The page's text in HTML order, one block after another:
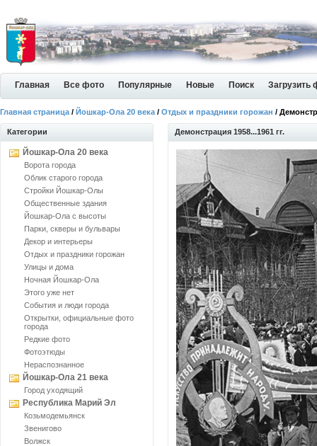
Главная Все фото Популярные Новые Поиск Загрузить
Главная страница / Йошкар-Ола 20 века / Отдых и праздники горожан /
Категории
Йошкар-Ола 20 века
Ворота города
Облик старого города
Стройки Йошкар-Олы
Общественные здания
Йошкар-Ола с высоты
Парки, скверы и бульвары
Декор и интерьеры
Отдых и праздники горожан
Улицы и дома
Ночная Йошкар-Ола
Этого уже нет
События и люди города
Открытки, официальные фото
города
Редкие фото
Фотоэтюды
Нераспознанное
Йошкар-Ола 21 века
Город уходящий
Республика Марий Эл
Козьмодемьянск
Звенигово
Волжск
Демонстрация 1958...1961 гг.